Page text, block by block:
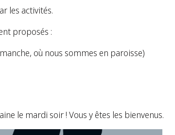
les activités.
proposés :
où nous sommes en paroisse)
le mardi soir ! Vous y êtes les bienvenus.